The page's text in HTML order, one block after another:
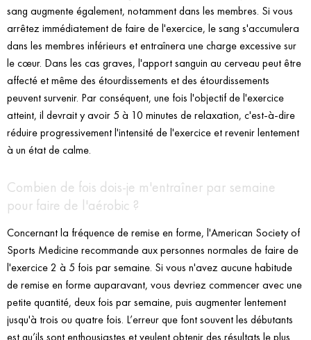
sang augmente également, notamment dans les membres. Si vous
arrêtez immédiatement de faire de l'exercice, le sang s'accumulera
dans les membres inférieurs et entraînera une charge excessive sur
le cœur. Dans les cas graves, l'apport sanguin au cerveau peut être
affecté et même des étourdissements et des étourdissements
peuvent survenir. Par conséquent, une fois l'objectif de l'exercice
atteint, il devrait y avoir 5 à 10 minutes de relaxation, c'est-à-dire
réduire progressivement l'intensité de l'exercice et revenir lentement
à un état de calme.
Combien de fois dois-je m'entraîner par semaine
pour faire de l'aérobic ?
Concernant la fréquence de remise en forme, l'American Society of
Sports Medicine recommande aux personnes normales de faire de
l'exercice 2 à 5 fois par semaine. Si vous n'avez aucune habitude
de remise en forme auparavant, vous devriez commencer avec une
petite quantité, deux fois par semaine, puis augmenter lentement
jusqu'à trois ou quatre fois. L’erreur que font souvent les débutants